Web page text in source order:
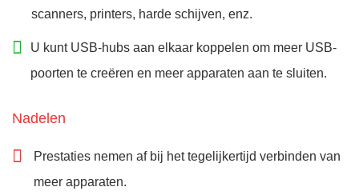
scanners, printers, harde schijven, enz.
U kunt USB-hubs aan elkaar koppelen om meer USB-
poorten te creëren en meer apparaten aan te sluiten.
Nadelen
Prestaties nemen af bij het tegelijkertijd verbinden van
meer apparaten.